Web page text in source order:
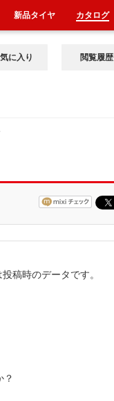
に入り 閲覧履歴
稿時のデータです。
？
新品タイヤ カタログ